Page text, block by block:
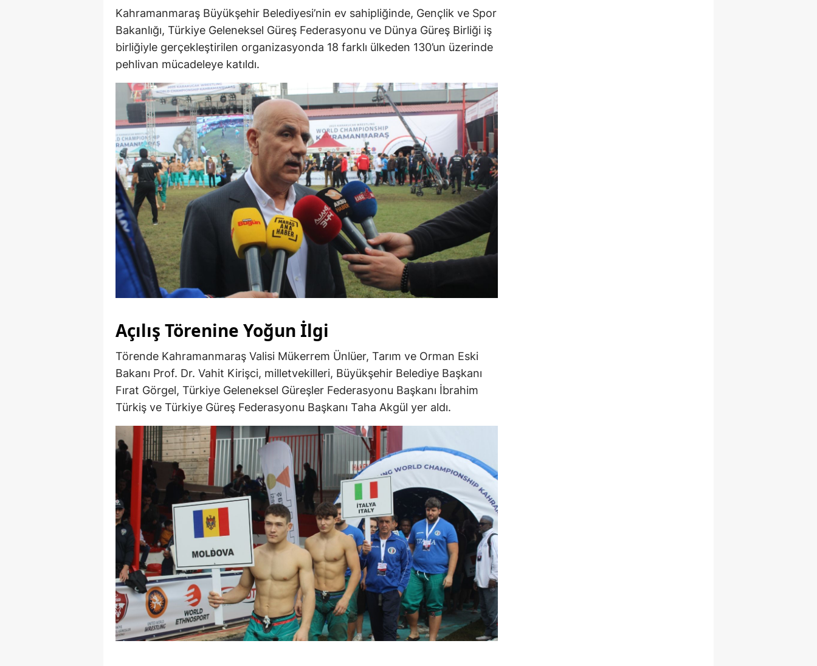
Kahramanmaraş Büyükşehir Belediyesi’nin ev sahipliğinde, Gençlik ve Spor
Bakanlığı, Türkiye Geleneksel Güreş Federasyonu ve Dünya Güreş Birliği iş
birliğiyle gerçekleştirilen organizasyonda 18 farklı ülkeden 130’un üzerinde
pehlivan mücadeleye katıldı.
Açılış Törenine Yoğun İlgi
Törende Kahramanmaraş Valisi Mükerrem Ünlüer, Tarım ve Orman Eski
Bakanı Prof. Dr. Vahit Kirişci, milletvekilleri, Büyükşehir Belediye Başkanı
Fırat Görgel, Türkiye Geleneksel Güreşler Federasyonu Başkanı İbrahim
Türkiş ve Türkiye Güreş Federasyonu Başkanı Taha Akgül yer aldı.